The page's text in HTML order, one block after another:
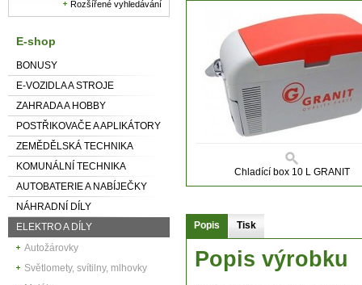
Rozšířené vyhledávání
E-shop
BONUSY
E-VOZIDLA A STROJE
ZAHRADA A HOBBY
POSTŘIKOVAČE A APLIKÁTORY
ZEMĚDĚLSKÁ TECHNIKA
KOMUNÁLNÍ TECHNIKA
AUTOBATERIE A NABÍJEČKY
NÁHRADNÍ DÍLY
ELEKTRO A DÍLY
Autožárovky
Světlomety, svítilny, mlhovky
Chladící box 10 L GRANIT
Popis Tisk
Popis výrobku